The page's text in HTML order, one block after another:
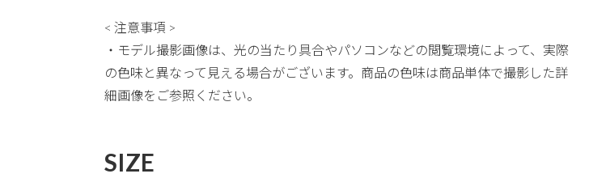
< 注意事項 >
・モデル撮影画像は、光の当たり具合やパソコンなどの閲覧環境によって、実際
の色味と異なって見える場合がございます。商品の色味は商品単体で撮影した詳
細画像をご参照ください。
SIZE